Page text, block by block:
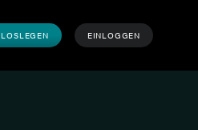
LOSLEGEN EINLOGGEN